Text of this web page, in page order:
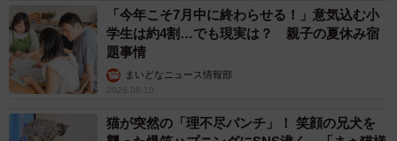
「今年こそ7月中に終わらせる！」意気込む小
学生は約4割…でも現実は？ 親子の夏休み宿
題事情
まいどなニュース情報部
2026.08.10
猫が突然の「理不尽パンチ」！ 笑顔の兄犬を